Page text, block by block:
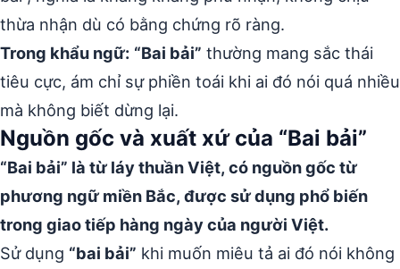
thừa nhận dù có bằng chứng rõ ràng.
Trong khẩu ngữ: “Bai bải” thường mang sắc thái
tiêu cực, ám chỉ sự phiền toái khi ai đó nói quá nhiều
mà không biết dừng lại.
Nguồn gốc và xuất xứ của “Bai bải”
“Bai bải” là từ láy thuần Việt, có nguồn gốc từ
phương ngữ miền Bắc, được sử dụng phổ biến
trong giao tiếp hàng ngày của người Việt.
Sử dụng “bai bải” khi muốn miêu tả ai đó nói không